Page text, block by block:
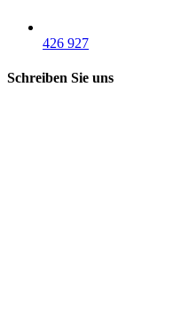
426 927
Schreiben Sie uns